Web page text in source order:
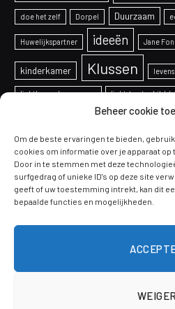
Beheer cookie
Om de beste ervaringen te bieden,
cookies om informatie over je apparaat op
Door in te stemmen met deze
surfgedrag of unieke ID's op deze site
geeft of uw toestemming intrekt, kan dit
bepaalde functies en mogelijkheden.
doe het zelf Dorpel Duurzaam
Huwelijkspartner ideeën Jane
kinderkamer Klussen
lichtkoepel vervangen lichtstraat
Ontwerp
productie projecten Raam
Schilderen sealmachines
tips trends Tuinontwerp